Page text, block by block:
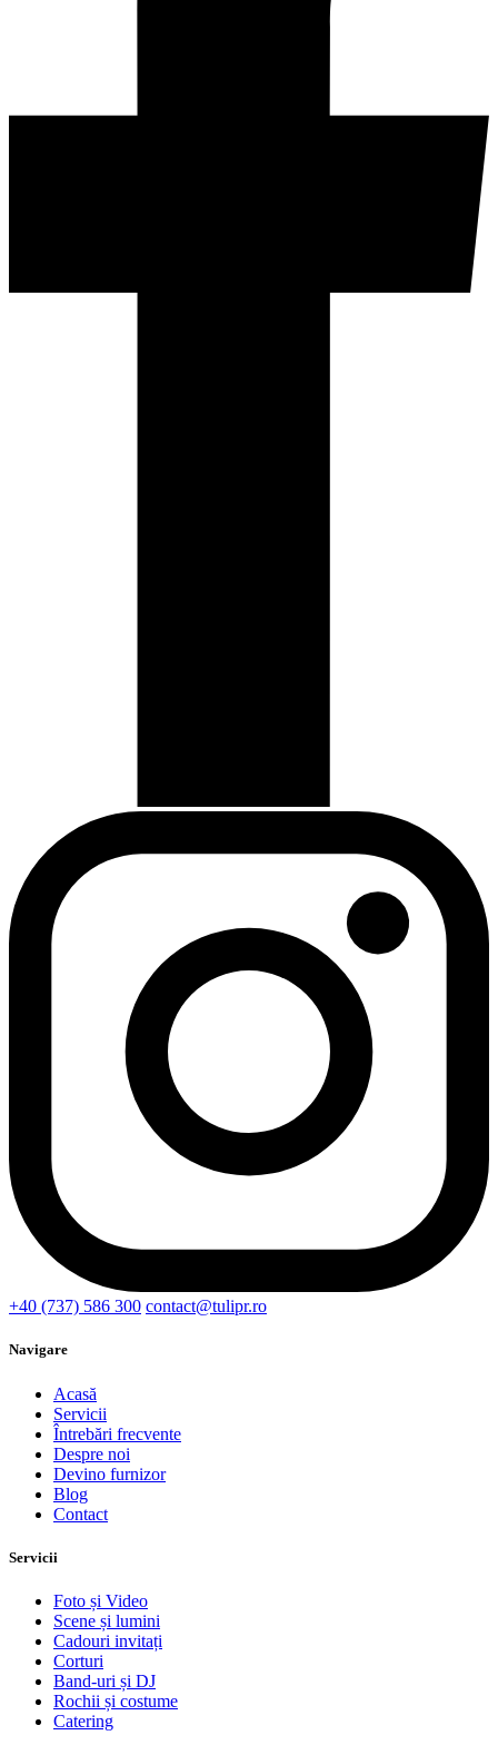
+40 (737) 586 300 contact@tulipr.ro
Navigare
Acasă
Servicii
Întrebări frecvente
Despre noi
Devino furnizor
Blog
Contact
Servicii
Foto și Video
Scene și lumini
Cadouri invitați
Corturi
Band-uri și DJ
Rochii și costume
Catering